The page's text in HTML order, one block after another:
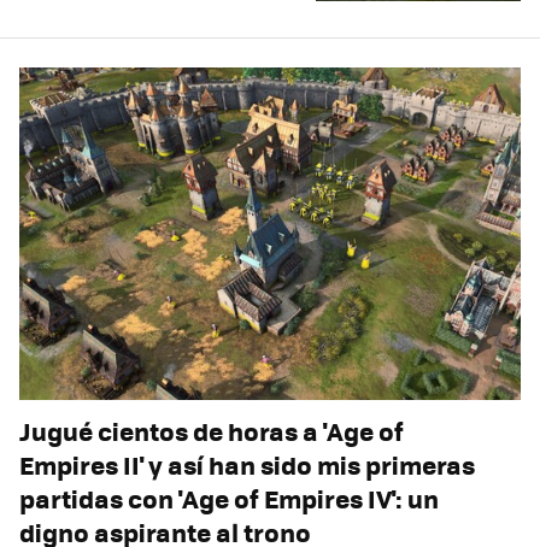
Jugué cientos de horas a 'Age of
Empires II' y así han sido mis primeras
partidas con 'Age of Empires IV': un
digno aspirante al trono